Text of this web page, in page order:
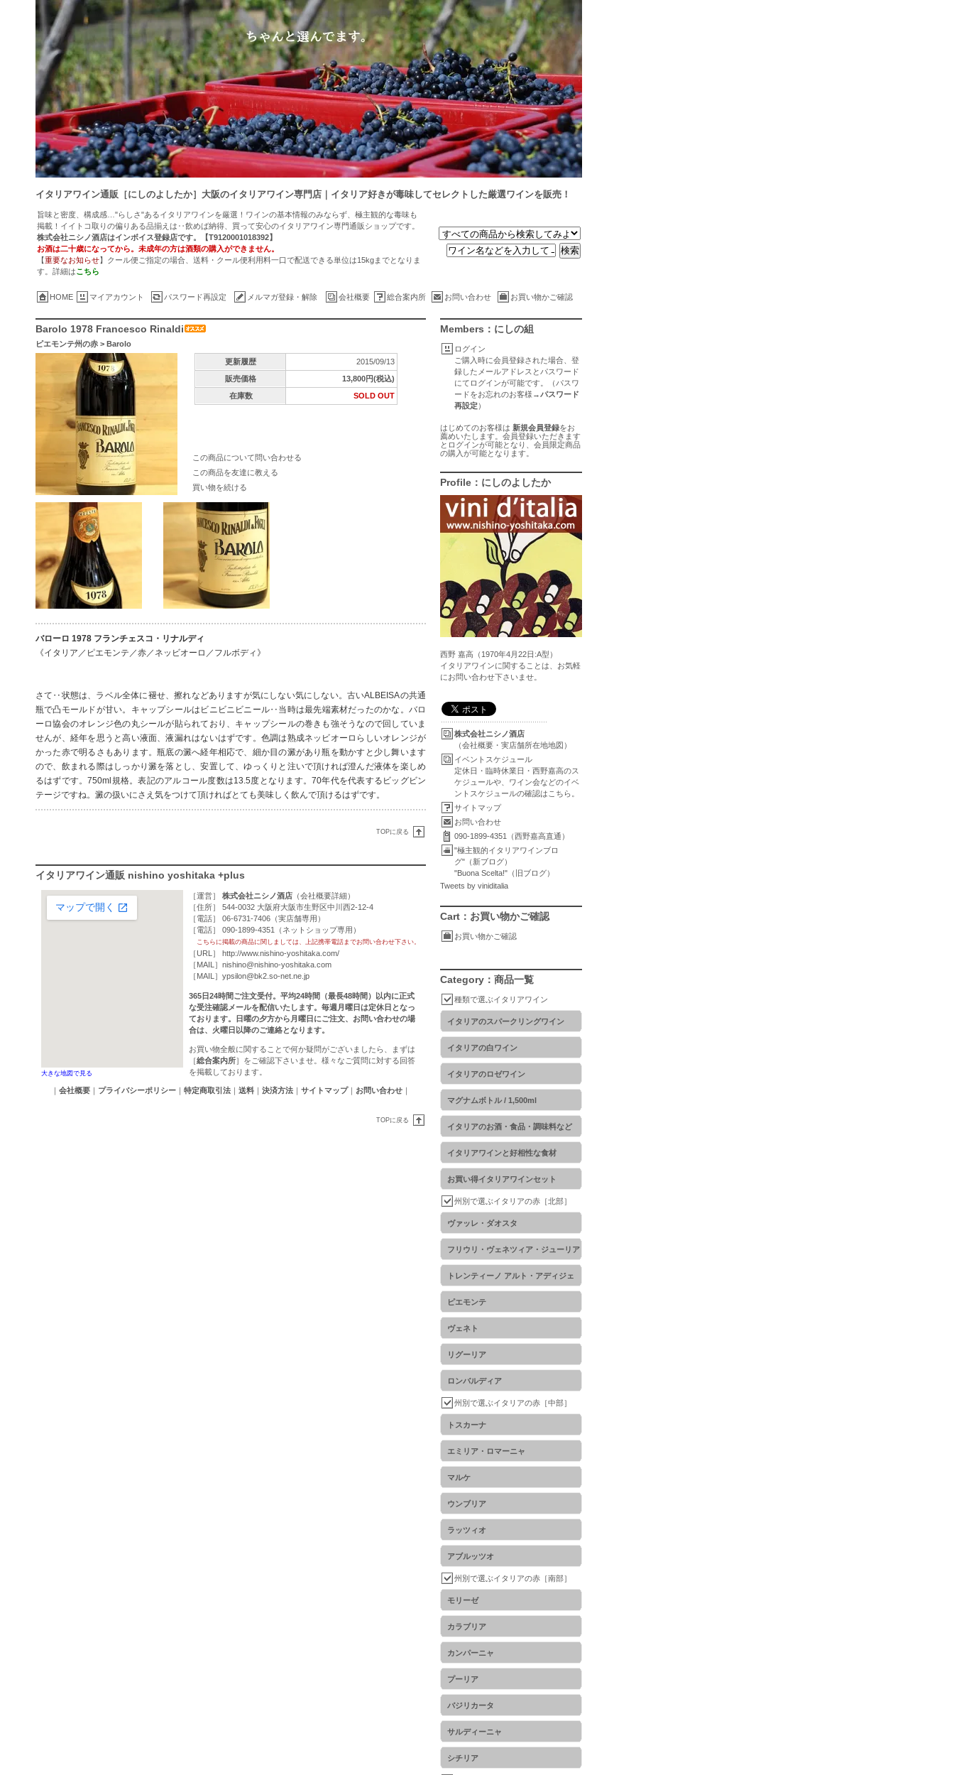
イタリアワイン通販［にしのよしたか］大阪のイタリアワイン専門店｜イタリア好きが毒味してセレクトした厳選ワインを販売！
旨味と密度、構成感…"らしさ"あるイタリアワインを厳選！ワインの基本情報のみならず、極主観的な毒味も
掲載！イイトコ取りの偏りある品揃えは‥飲めば納得、買って安心のイタリアワイン専門通販ショップです。
株式会社ニシノ酒店はインボイス登録店です。【T9120001018392】
お酒は二十歳になってから。未成年の方は酒類の購入ができません。
【重要なお知らせ】クール便ご指定の場合、送料・クール便利用料一口で配送できる単位は15kgまでとなりま
す。詳細はこちら
HOME マイアカウント パスワード再設定 メルマガ登録・解除 会社概要 総合案内所 お問い合わせ お買い物かご確認
Barolo 1978 Francesco Rinaldi
ピエモンテ州の赤 > Barolo
更新履歴
2015/09/13
販売価格
13,800円(税込)
在庫数
SOLD OUT
この商品について問い合わせる
この商品を友達に教える
買い物を続ける
バローロ 1978 フランチェスコ・リナルディ
《イタリア／ピエモンテ／赤／ネッビオーロ／フルボディ》
さて‥状態は、ラベル全体に褪せ、擦れなどありますが気にしない気にしない。古いALBEISAの共通
瓶で凸モールドが甘い。キャップシールはビニビニビニール‥当時は最先端素材だったのかな。バロ
ーロ協会のオレンジ色の丸シールが貼られており、キャップシールの巻きも強そうなので回していま
せんが、経年を思うと高い液面、液漏れはないはずです。色調は熟成ネッビオーロらしいオレンジが
かった赤で明るさもあります。瓶底の澱へ経年相応で、細か目の澱があり瓶を動かすと少し舞います
ので、飲まれる際はしっかり澱を落とし、安置して、ゆっくりと注いで頂ければ澄んだ液体を楽しめ
るはずです。750ml規格。表記のアルコール度数は13.5度となります。70年代を代表するビッグビン
テージですね。澱の扱いにさえ気をつけて頂ければとても美味しく飲んで頂けるはずです。
TOPに戻る
イタリアワイン通販 nishino yoshitaka +plus
大きな地図で見る
［運営］ 株式会社ニシノ酒店 （会社概要詳細）
［住所］ 544-0032 大阪府大阪市生野区中川西2-12-4
［電話］ 06-6731-7406（実店舗専用）
［電話］ 090-1899-4351（ネットショップ専用）
こちらに掲載の商品に関しましては、上記携帯電話までお問い合わせ下さい。
［URL］ http://www.nishino-yoshitaka.com/
［MAIL］ nishino@nishino-yoshitaka.com
［MAIL］ ypsilon@bk2.so-net.ne.jp
365日24時間ご注文受付。平均24時間（最長48時間）以内に正式
な受注確認メールを配信いたします。毎週月曜日は定休日となっ
ております。日曜の夕方から月曜日にご注文、お問い合わせの場
合は、火曜日以降のご連絡となります。
お買い物全般に関することで何か疑問がございましたら、まずは
［総合案内所］をご確認下さいませ。様々なご質問に対する回答
を掲載しております。
｜ 会社概要 ｜ プライバシーポリシー ｜ 特定商取引法 ｜ 送料 ｜ 決済方法 ｜ サイトマップ｜ お問い合わせ ｜
TOPに戻る
Members：にしの組
ログイン
ご購入時に会員登録された場合、登
録したメールアドレスとパスワード
にてログインが可能です。（パスワ
ードをお忘れのお客様→パスワード
再設定）
はじめてのお客様は 新規会員登録をお
薦めいたします。会員登録いただきます
とログインが可能となり、会員限定商品
の購入が可能となります。
Profile：にしのよしたか
西野 嘉高（1970年4月22日:A型）
イタリアワインに関することは、お気軽
にお問い合わせ下さいませ。
株式会社ニシノ酒店
（会社概要・実店舗所在地地図）
イベントスケジュール
定休日・臨時休業日・西野嘉高のス
ケジュールや、ワイン会などのイベ
ントスケジュールの確認はこちら。
サイトマップ
お問い合わせ
090-1899-4351（西野嘉高直通）
"極主観的イタリアワインブロ
グ"（新ブログ）
"Buona Scelta!"（旧ブログ）
Tweets by viniditalia
Cart：お買い物かご確認
お買い物かご確認
Category：商品一覧
種類で選ぶイタリアワイン
イタリアのスパークリングワイン
イタリアの白ワイン
イタリアのロゼワイン
マグナムボトル / 1,500ml
イタリアのお酒・食品・調味料など
イタリアワインと好相性な食材
お買い得イタリアワインセット
州別で選ぶイタリアの赤［北部］
ヴァッレ・ダオスタ
フリウリ・ヴェネツィア・ジューリア
トレンティーノ アルト・アディジェ
ピエモンテ
ヴェネト
リグーリア
ロンバルディア
州別で選ぶイタリアの赤［中部］
トスカーナ
エミリア・ロマーニャ
マルケ
ウンブリア
ラッツィオ
アブルッツオ
州別で選ぶイタリアの赤［南部］
モリーゼ
カラブリア
カンパーニャ
プーリア
バジリカータ
サルディーニャ
シチリア